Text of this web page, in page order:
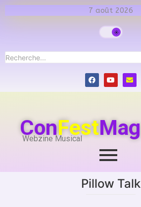
7 août 2026
ConFestMag
Webzine Musical
Pillow Talk